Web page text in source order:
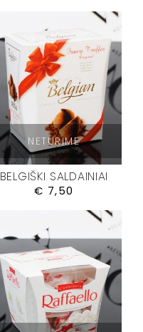
NETURIME
BELGIŠKI SALDAINIAI
€ 7,50